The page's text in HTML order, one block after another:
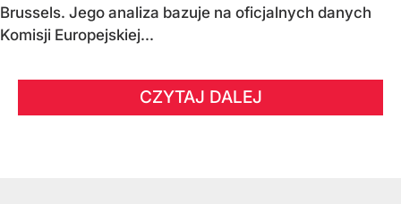
Brussels. Jego analiza bazuje na oficjalnych danych
Komisji Europejskiej...
CZYTAJ DALEJ